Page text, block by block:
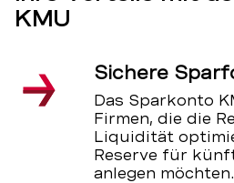
KMU
Sichere
Das Sparkonto
Firmen, die die
Liquidität
Reserve für
anlegen möchten.